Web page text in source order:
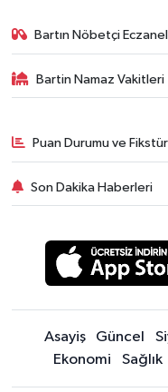
Bartın Nöbetçi
Bartin Namaz Vakitleri
Puan Durumu ve Fikstür
Son Dakika Haberleri
Asayiş Güncel
Ekonomi
Sağlık